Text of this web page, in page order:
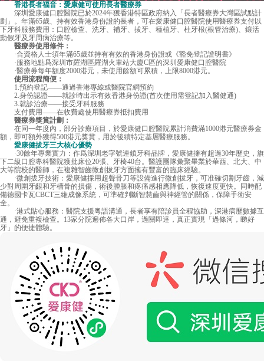
香港長者福音：愛康健可使用長者醫療券
深圳愛康健口腔醫院已於2024年獲香港特區政府納入「長者醫療券大灣區試點計
劃」。年滿65歲、持有效香港身份證的長者，可在愛康健口腔醫院使用醫療券支付以
下牙科服務費用：口腔檢查、洗牙、補牙、拔牙、種植牙、杜牙根(根管治療)、鑲活
動假牙及牙周病治療等。
醫療券使用條件：
·合資格人士須年滿65歲並持有有效的香港身份證或《豁免登記證明書》
·服務地點爲深圳市羅湖區羅湖火車站大廈C區的深圳愛康健口腔醫院
·醫療券每年額度2000港元，未使用餘額可累積，上限8000港元。
使用流程簡便：
1.預約登記——通過香港專線或醫院官網預約
2.身份認證——就診時出示有效香港身份證(首次使用需登記加入醫健通)
3.就診治療——接受牙科服務
支付費用——在收費處使用醫療券抵扣費用
醫療券獎賞計劃：
在同一年度內，部分診療項目，於愛康健口腔醫院累計消費滿1000港元醫療券金
額，即可額外獲得500港元獎賞，用於後續特定基層醫療服務。
愛康健拔牙三大核心優勢
·30餘年專業實力：作爲深圳老字號連鎖牙科品牌，愛康健擁有超過30年歷史，旗
下二級口腔專科醫院獲批床位20張、牙椅40台。醫護團隊彙聚畢業於華西、北大、中
大等院校的醫師，在複雜智齒微創拔牙方面擁有豐富的臨床經驗。
·微創拔牙技術：愛康健採用超聲骨刀等設備進行微創拔牙，可准確切割牙齒，減
少對周圍牙齦和牙槽骨的損傷，術後腫脹和疼痛感相應降低，恢復速度更快。同時配
備德國卡瓦CBCT三維成像系統，可準確判斷智慧齒與神經管的關係，保障手術安
全。
·港式貼心服務：醫院支援粵語溝通，長者享有陪診員全程協助，深港病歷數據互
通，避免重複檢查。13家分院遍佈各大口岸，過關即達，真正實現「過條河，睇好
牙」的便捷體驗。